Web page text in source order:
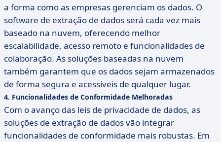
a forma como as empresas gerenciam os dados. O
software de extração de dados será cada vez mais
baseado na nuvem, oferecendo melhor
escalabilidade, acesso remoto e funcionalidades de
colaboração. As soluções baseadas na nuvem
também garantem que os dados sejam armazenados
de forma segura e acessíveis de qualquer lugar.
4. Funcionalidades de Conformidade Melhoradas
Com o avanço das leis de privacidade de dados, as
soluções de extração de dados vão integrar
funcionalidades de conformidade mais robustas. Em